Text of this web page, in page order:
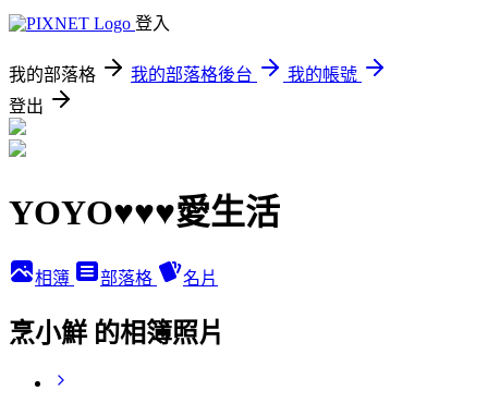
登入
我的部落格 我的部落格後台
我的帳號
登出
YOYO♥♥♥愛生活
相簿 部落格 名片
烹小鮮 的相簿照片